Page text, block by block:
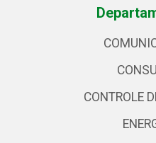
CONTROLE